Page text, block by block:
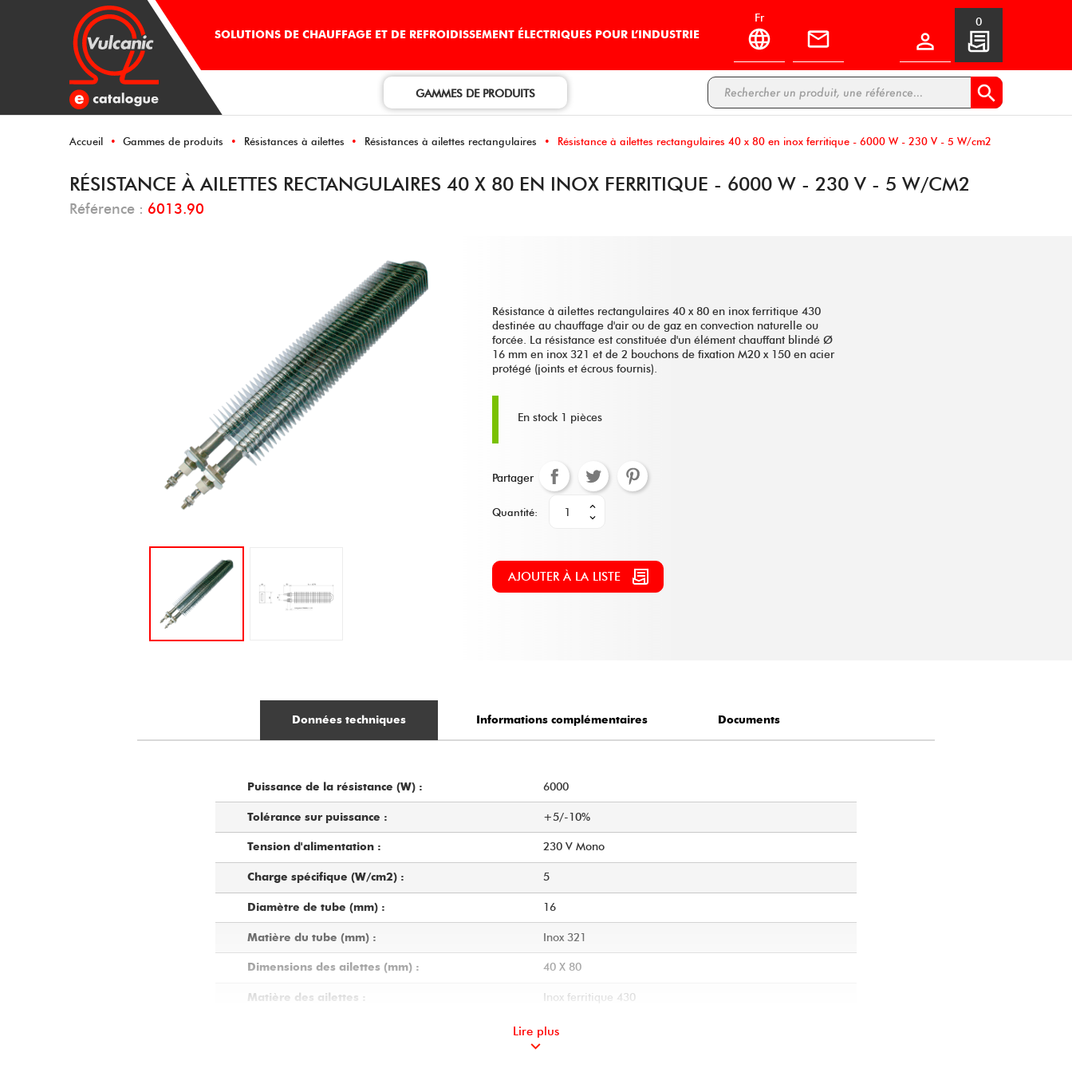
SOLUTIONS DE CHAUFFAGE ET DE REFROIDISSEMENT ÉLECTRIQUES POUR L’INDUSTRIE
fr

0
GAMMES DE PRODUITS 
Accueil Gammes de produits Résistances à ailettes Résistances à ailettes rectangulaires Résistance à ailettes rectangulaires 40 x 80 en inox ferritique - 6000 W - 230 V - 5 W/cm2
RÉSISTANCE À AILETTES RECTANGULAIRES 40 X 80 EN INOX FERRITIQUE - 6000 W - 230 V - 5 W/CM2
Référence : 6013.90
Résistance à ailettes rectangulaires 40 x 80 en inox ferritique 430
destinée au chauffage d'air ou de gaz en convection naturelle ou
forcée. La résistance est constituée d'un élément chauffant blindé Ø
16 mm en inox 321 et de 2 bouchons de fixation M20 x 150 en acier
protégé (joints et écrous fournis).
En stock 1 pièces
Partager
Quantité:
AJOUTER À LA LISTE
Données techniques Informations complémentaires Documents
Puissance de la résistance (W) : 6000
Tolérance sur puissance : +5/-10%
Tension d'alimentation : 230 V Mono
Charge spécifique (W/cm2) : 5
Diamètre de tube (mm) : 16
Matière du tube (mm) : Inox 321
Dimensions des ailettes (mm) : 40 X 80
Matière des ailettes : Inox ferritique 430
1270
Lire plus